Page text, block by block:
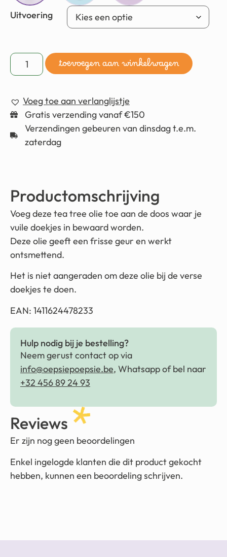
Uitvoering
toevoegen aan winkelwagen
Voeg toe aan verlanglijstje
Gratis verzending vanaf €150
Verzendingen gebeuren van dinsdag t.e.m.
zaterdag
Productomschrijving
Voeg deze tea tree olie toe aan de doos waar je
vuile doekjes in bewaard worden.
Deze olie geeft een frisse geur en werkt
ontsmettend.
Het is niet aangeraden om deze olie bij de verse
doekjes te doen.
EAN: 1411624478233
Hulp nodig bij je bestelling?
Neem gerust contact op via
info@oepsiepoepsie.be, Whatsapp of bel naar
+32 456 89 24 93
Reviews
Er zijn nog geen beoordelingen
Enkel ingelogde klanten die dit product gekocht
hebben, kunnen een beoordeling schrijven.